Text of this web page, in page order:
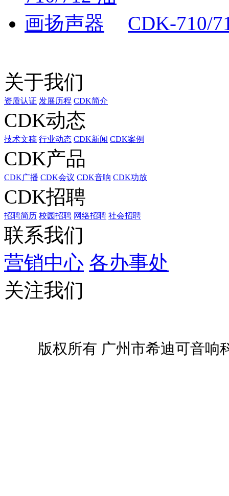
CDK-710/
关于我们
资质认证 发展历程 CDK简介
CDK动态
技术文稿 行业动态 CDK新闻 CDK案例
CDK产品
CDK广播 CDK会议 CDK音响 CDK功放
CDK招聘
招聘简历 校园招聘 网络招聘 社会招聘
联系我们
营销中心 各办事处
关注我们
版权所有 广州市希迪可音响